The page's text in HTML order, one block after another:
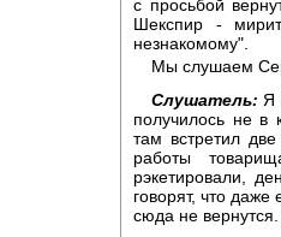
с просьбой
Шекспир -
незнакомому".
Мы слушаем
Слушатель: Я
получилось не в
там встретил
работы
рэкетировали,
говорят, что даже
сюда не